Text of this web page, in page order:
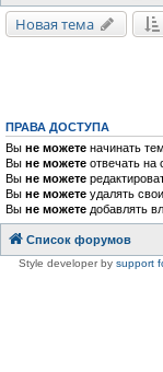
Новая тема
ПРАВА ДОСТУПА
Вы не можете начинать
Вы не можете отвечать на
Вы не можете
Вы не можете удалять
Вы не можете добавлять
Список форумов
Style developer by support